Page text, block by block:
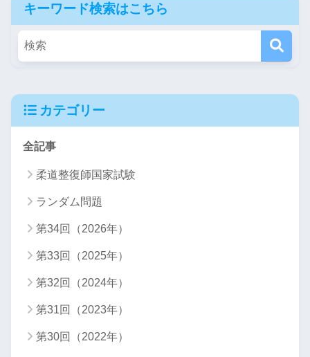
キーワード検索はこちら
カテゴリー
全記事
柔道整復師国家試験
ランダム問題
第34回（2026年）
第33回（2025年）
第32回（2024年）
第31回（2023年）
第30回（2022年）